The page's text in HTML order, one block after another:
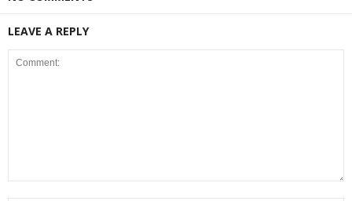
LEAVE A REPLY